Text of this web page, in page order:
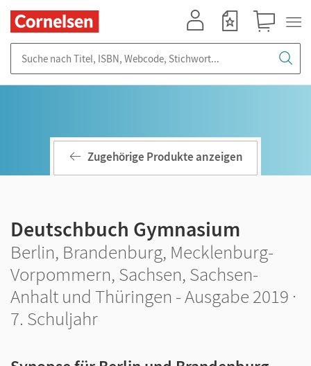
Zugehörige Produkte anzeigen
Deutschbuch Gymnasium
Berlin, Brandenburg, Mecklenburg-
Vorpommern, Sachsen, Sachsen-
Anhalt und Thüringen - Ausgabe 2019 ·
7. Schuljahr